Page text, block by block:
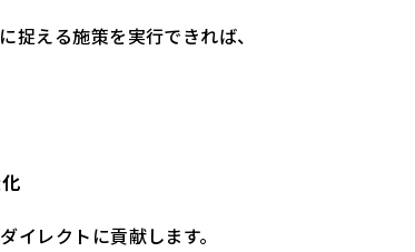
捉える施策を実行できれば、
イレクトに貢献します。